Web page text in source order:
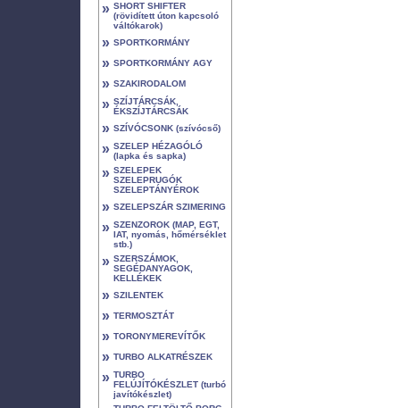
» SHORT SHIFTER
(rövidített úton kapcsoló
váltókarok)
» SPORTKORMÁNY
» SPORTKORMÁNY AGY
» SZAKIRODALOM
» SZÍJTÁRCSÁK,
ÉKSZÍJTÁRCSÁK
» SZÍVÓCSONK (szívócső)
» SZELEP HÉZAGÓLÓ
(lapka és sapka)
» SZELEPEK
SZELEPRUGÓK
SZELEPTÁNYÉROK
» SZELEPSZÁR SZIMERING
» SZENZOROK (MAP, EGT,
IAT, nyomás, hőmérséklet
stb.)
» SZERSZÁMOK,
SEGÉDANYAGOK,
KELLÉKEK
» SZILENTEK
» TERMOSZTÁT
» TORONYMEREVÍTŐK
» TURBO ALKATRÉSZEK
» TURBO
FELÚJÍTÓKÉSZLET (turbó
javítókészlet)